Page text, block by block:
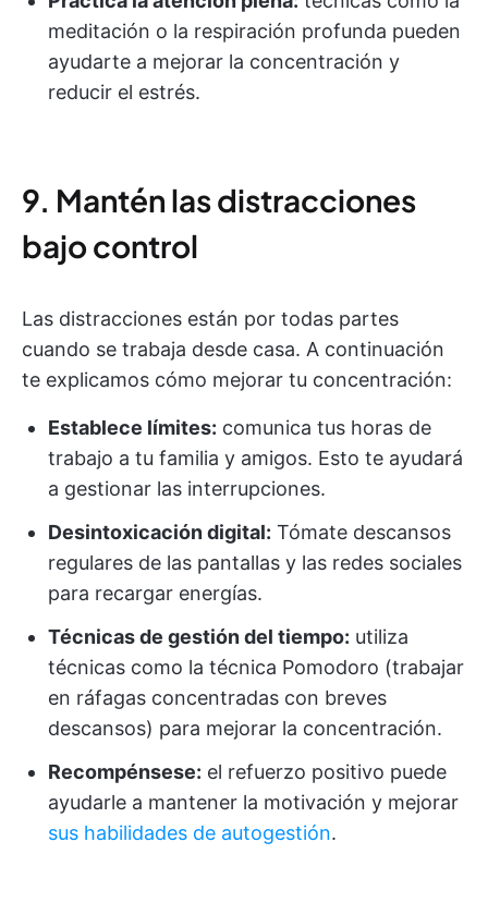
meditación o la respiración profunda pueden
ayudarte a mejorar la concentración y
reducir el estrés.
9. Mantén las distracciones
bajo control
Las distracciones están por todas partes
cuando se trabaja desde casa. A continuación
te explicamos cómo mejorar tu concentración:
Establece límites: comunica tus horas de
trabajo a tu familia y amigos. Esto te ayudará
a gestionar las interrupciones.
Desintoxicación digital: Tómate descansos
regulares de las pantallas y las redes sociales
para recargar energías.
Técnicas de gestión del tiempo: utiliza
técnicas como la técnica Pomodoro (trabajar
en ráfagas concentradas con breves
descansos) para mejorar la concentración.
Recompénsese: el refuerzo positivo puede
ayudarle a mantener la motivación y mejorar
sus habilidades de autogestión.